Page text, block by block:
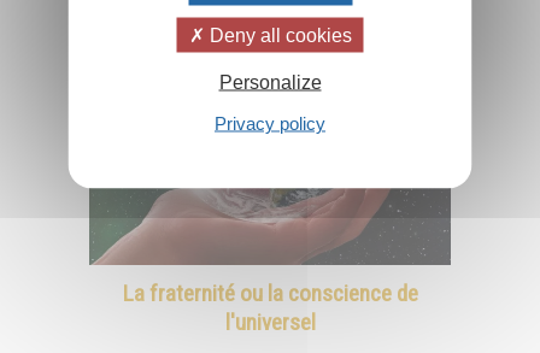
La fraternité ou la conscience de
l'universel
Deny all cookies
Personalize
Privacy policy